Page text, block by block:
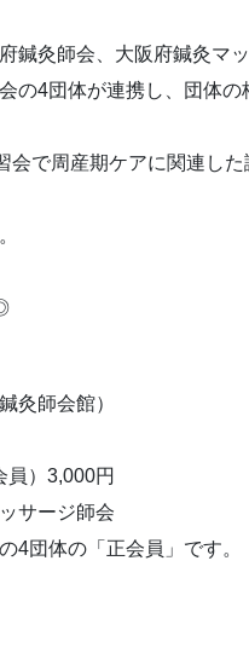
鍼灸師会、大阪府鍼灸マッ
の4団体が連携し、団体の
会で周産期ケアに関連した
灸師会館）
）3,000円
ッサージ師会
4団体の「正会員」です。